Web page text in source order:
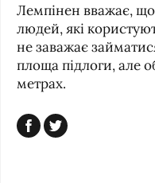
Лемпінен вважає, що
людей, які
не заважає
площа підлоги, але
метрах.